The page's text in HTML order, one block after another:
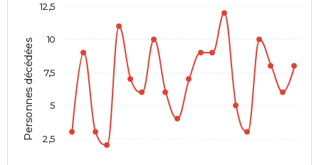
Personnes décédées 2,5
5
7,5
10
12,5